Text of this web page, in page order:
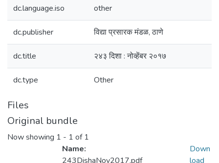
dc.language.iso other
dc.publisher विद्या प्रसारक मंडळ, ठाणे
dc.title २४३ दिशा : नोव्हेंबर २०१७
dc.type Other
Files
Original bundle
Now showing 1 - 1 of 1
Name:
243DishaNov2017.pdf
Down
load